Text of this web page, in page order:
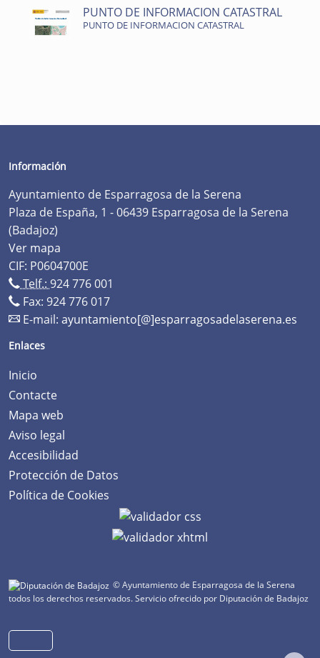
PUNTO DE INFORMACION CATASTRAL
PUNTO DE INFORMACION CATASTRAL
Información
Ayuntamiento de Esparragosa de la Serena
Plaza de España, 1 - 06439 Esparragosa de la Serena
(Badajoz)
Ver mapa
CIF: P0604700E
Telf.: 924 776 001
Fax: 924 776 017
E-mail: ayuntamiento[@]esparragosadelaserena.es
Enlaces
Inicio
Contacte
Mapa web
Aviso legal
Accesibilidad
Protección de Datos
Política de Cookies
© Ayuntamiento de Esparragosa de la Serena
todos los derechos reservados.Servicio ofrecido por Diputación de Badajoz